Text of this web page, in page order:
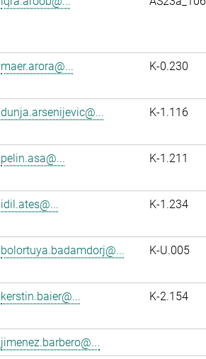
maer.arora@... K-0.230
dunja.arsenijevic@... K-1.116
pelin.asa@... K-1.211
idil.ates@... K-1.234
bolortuya.badamdorj@... K-U.005
kerstin.baier@... K-2.154
jimenez.barbero@...